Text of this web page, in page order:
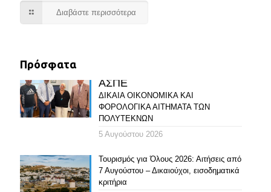
Διαβάστε περισσότερα
Πρόσφατα
ΑΣΠΕ
ΔΙΚΑΙΑ ΟΙΚΟΝΟΜΙΚΑ ΚΑΙ
ΦΟΡΟΛΟΓΙΚΑ ΑΙΤΗΜΑΤΑ ΤΩΝ
ΠΟΛΥΤΕΚΝΩΝ
5 Αυγούστου 2026
Τουρισμός για Όλους 2026: Αιτήσεις από
7 Αυγούστου – Δικαιούχοι, εισοδηματικά
κριτήρια